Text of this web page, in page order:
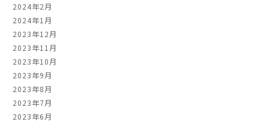
2024年2月
2024年1月
2023年12月
2023年11月
2023年10月
2023年9月
2023年8月
2023年7月
2023年6月